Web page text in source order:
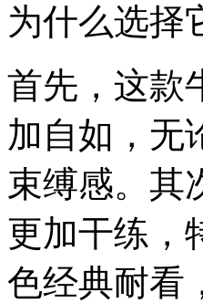
为什么选择
首先，这款
加自如，无
束缚感。其
更加干练，
色经典耐看